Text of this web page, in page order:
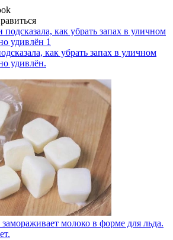
как убрать запах в уличном
удивлён.
молоко в форме для льда.